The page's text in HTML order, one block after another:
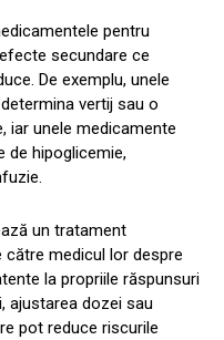
pentru
secundare ce
De exemplu, unele
vertij sau o
iar unele medicamente
de hipoglicemie,
un tratament
medicul lor despre
la propriile răspunsuri
ajustarea dozei sau
pot reduce riscurile